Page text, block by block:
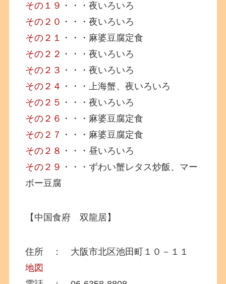
その１９ ・・・夜いろいろ
その２０ ・・・夜いろいろ
その２１ ・・・麻婆豆腐定食
その２２ ・・・夜いろいろ
その２３ ・・・夜いろいろ
その２４ ・・・上海蟹、夜いろいろ
その２５ ・・・夜いろいろ
その２６ ・・・麻婆豆腐定食
その２７ ・・・麻婆豆腐定食
その２８ ・・・昼いろいろ
その２９ ・・・ずわい蟹レタス炒飯、マー
ボー豆腐
【中国食府 双龍居】
住所 ： 大阪市北区池田町１０－１１
地図